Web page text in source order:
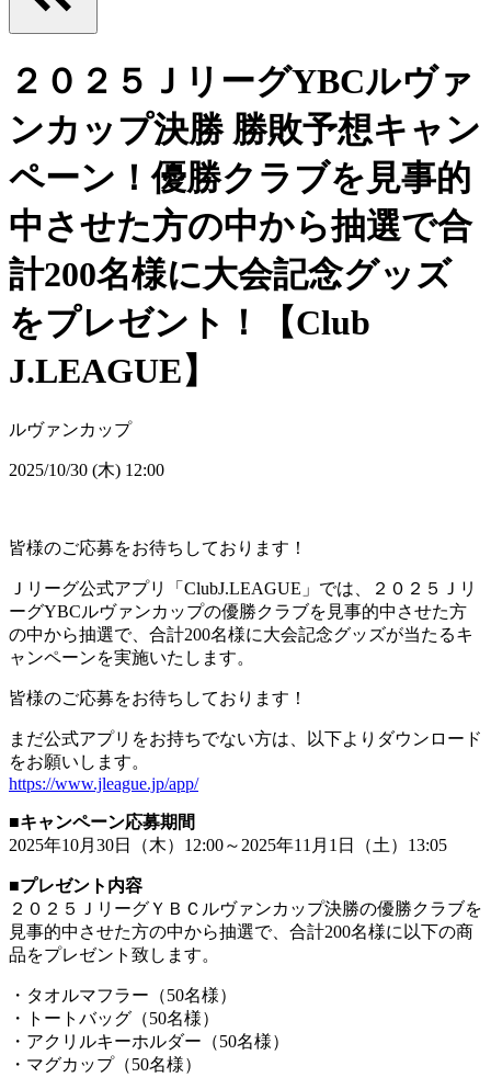
２０２５ＪリーグYBCルヴァ
ンカップ決勝 勝敗予想キャン
ペーン！優勝クラブを見事的
中させた方の中から抽選で合
計200名様に大会記念グッズ
をプレゼント！【Club
J.LEAGUE】
ルヴァンカップ
2025/10/30 (木) 12:00
皆様のご応募をお待ちしております！
Ｊリーグ公式アプリ「ClubJ.LEAGUE」では、２０２５Ｊリ
ーグYBCルヴァンカップの優勝クラブを見事的中させた方
の中から抽選で、合計200名様に大会記念グッズが当たるキ
ャンペーンを実施いたします。
皆様のご応募をお待ちしております！
まだ公式アプリをお持ちでない方は、以下よりダウンロード
をお願いします。
https://www.jleague.jp/app/
■キャンペーン応募期間
2025年10月30日（木）12:00～2025年11月1日（土）13:05
■プレゼント内容
２０２５ＪリーグＹＢＣルヴァンカップ決勝の優勝クラブを
見事的中させた方の中から抽選で、合計200名様に以下の商
品をプレゼント致します。
・タオルマフラー（50名様）
・トートバッグ（50名様）
・アクリルキーホルダー（50名様）
・マグカップ（50名様）